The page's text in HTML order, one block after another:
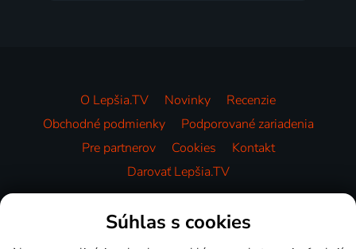
O Lepšia.TV Novinky
Recenzie
Obchodné podmienky
Podporované zariadenia
Pre partnerov
Cookies
Kontakt
Darovať Lepšia.TV
Videotéka
Súhlas s cookies